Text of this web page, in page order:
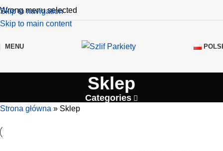
Skip to navigation
Skip to main content
Wrong menu selected
MENU
Sklep
Categories
Strona główna » Sklep